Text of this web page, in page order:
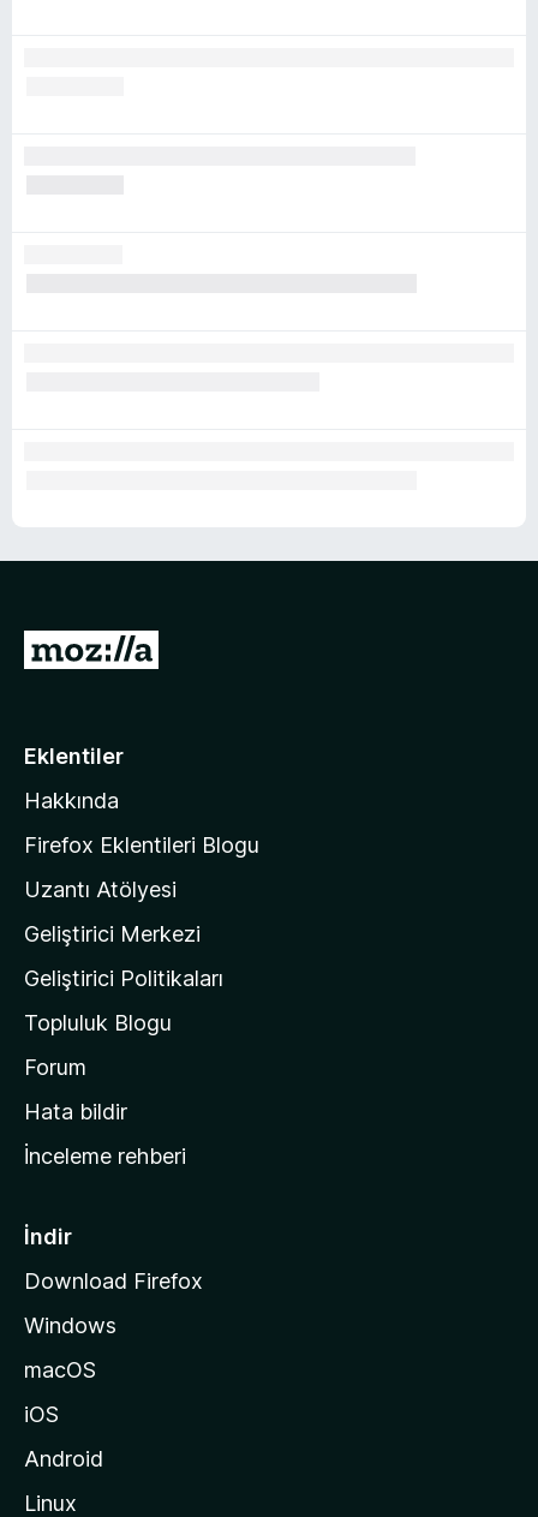
M
i
l
a
n
ı
n
n
a
s
y
a
ı
n
i
d
Eklentiler
Hakkında
Firefox Eklentileri Blogu
Uzantı Atölyesi
Geliştirici Merkezi
Geliştirici Politikaları
Topluluk Blogu
Forum
Hata bildir
İnceleme rehberi
İndir
Download Firefox
Windows
macOS
iOS
Android
Linux